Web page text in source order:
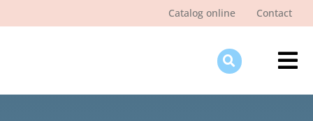
Catalog online Contact